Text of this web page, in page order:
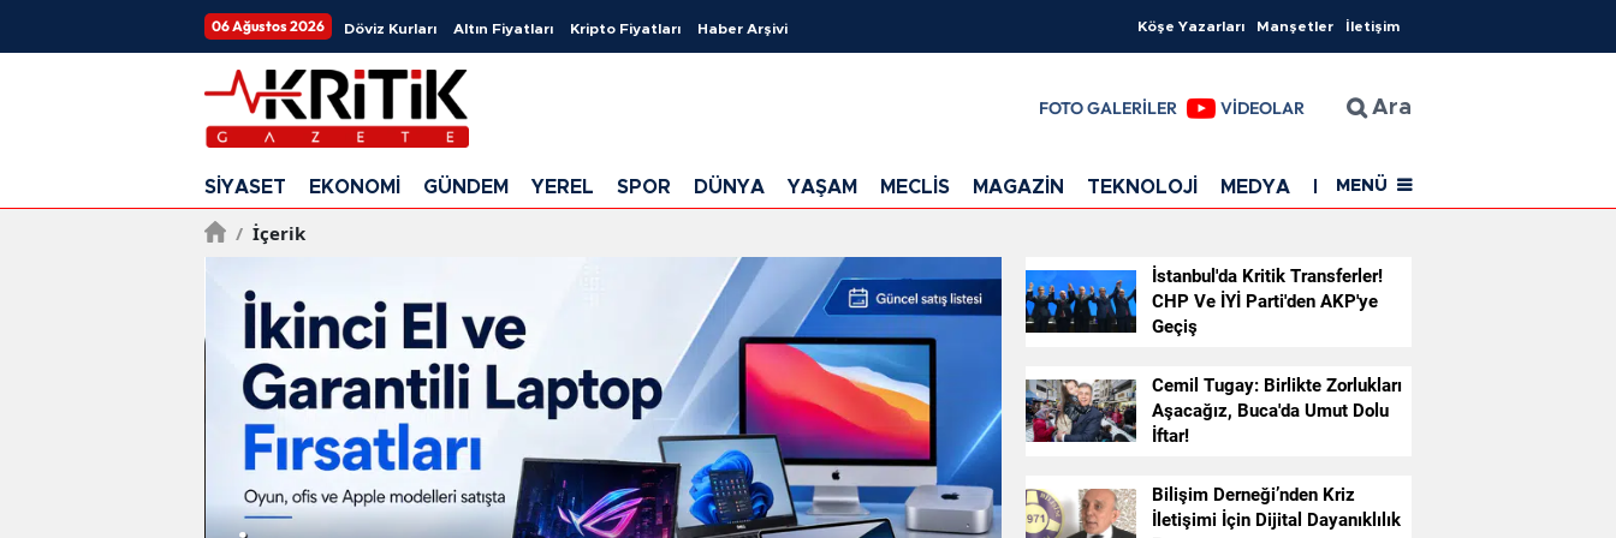
06 Ağustos 2026 Döviz Kurları Altın Fiyatları Kripto Fiyatları Haber Arşivi Köşe Yazarları Manşetler İletişim
FOTO GALERİLER VİDEOLAR Ara
SİYASET EKONOMİ GÜNDEM YEREL SPOR DÜNYA YAŞAM MECLİS MAGAZİN TEKNOLOJİ MEDYA EĞİTİM SAĞLIK
MENÜ
/ İçerik
Antalya'da Op. Dr. Melek
İstanbul'da Kritik Transferler!
CHP Ve İYİ Parti'den AKP'ye
Geçiş
Cemil Tugay: Birlikte Zorlukları
Aşacağız, Buca'da Umut Dolu
İftar!
Bilişim Derneği’nden Kriz
İletişimi İçin Dijital Dayanıklılık